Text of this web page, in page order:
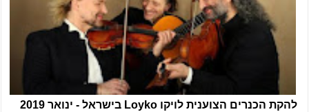
להקת הכנרים הצוענית לויקו Loyko בישראל - ינואר 2019